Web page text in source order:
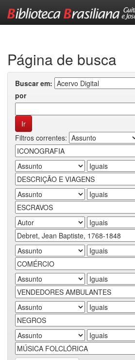
Página de busca
Buscar em:
por
Filtros correntes: